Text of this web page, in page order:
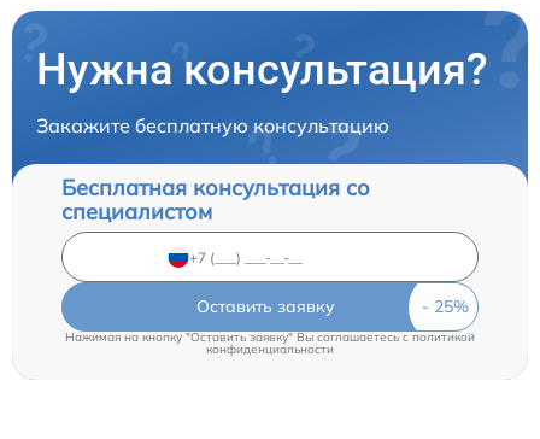
Нужна консультация?
Закажите бесплатную консультацию
Бесплатная консультация со
специалистом
Оставить заявку
Нажимая на кнопку "Оставить заявку" Вы соглашаетесь c политикой
конфиденциальности